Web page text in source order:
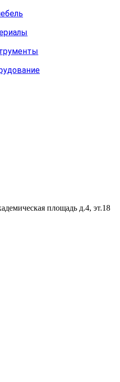
площадь д.4, эт.18